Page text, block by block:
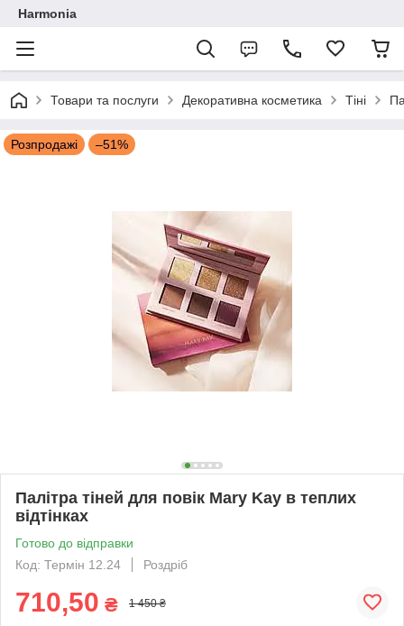
Harmonia
Товари та послуги Декоративна косметика Тіні
Розпродажі –51%
Палітра тіней для повік Mary Kay в теплих
відтінках
Готово до відправки
Код: Термін 12.24
Роздріб
710,50 ₴ 1 450 ₴